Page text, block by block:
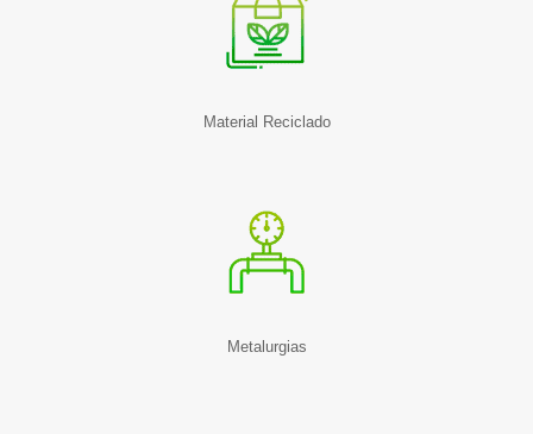
Material Reciclado
Metalurgias